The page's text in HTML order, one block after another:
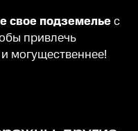
свое подземельес
привлечь
могущественнее!